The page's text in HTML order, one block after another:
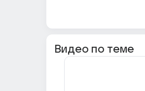
Видео по теме